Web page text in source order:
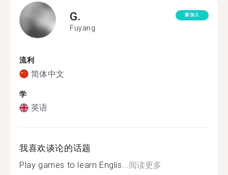
G.
Fuyang
新加入
流利
简体中文
学
英语
我喜欢谈论的话题
Play games to learn Englis...阅读更多